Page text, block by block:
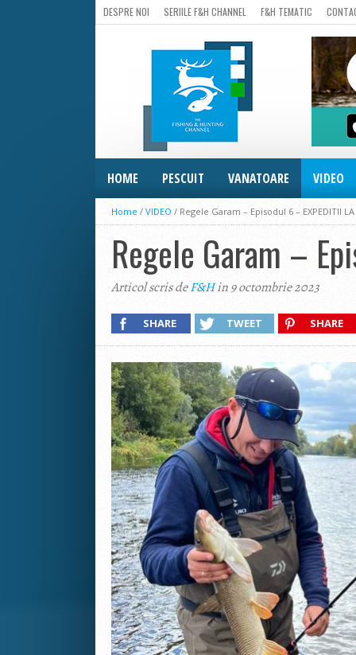
DESPRE NOI SERIILE F&H CHANNEL F&H TEMATIC
HOME PESCUIT VANATOARE VIDEO
Home / VIDEO / Regele Garam – Episodul 6 – EXPEDITII LA
Regele Garam –
Articol scris deF&Hin 9 octombrie 2023
SHARE TWEET SHARE